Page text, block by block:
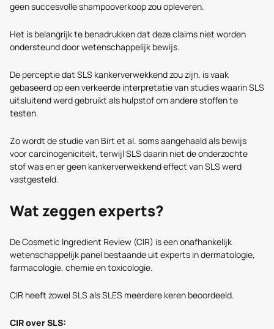
geen succesvolle shampooverkoop zou opleveren.
Het is belangrijk te benadrukken dat deze claims niet worden
ondersteund door wetenschappelijk bewijs.
De perceptie dat SLS kankerverwekkend zou zijn, is vaak
gebaseerd op een verkeerde interpretatie van studies waarin SLS
uitsluitend werd gebruikt als hulpstof om andere stoffen te
testen.
Zo wordt de studie van Birt et al. soms aangehaald als bewijs
voor carcinogeniciteit, terwijl SLS daarin niet de onderzochte
stof was en er geen kankerverwekkend effect van SLS werd
vastgesteld.
Wat zeggen experts?
De Cosmetic Ingredient Review (CIR) is een onafhankelijk
wetenschappelijk panel bestaande uit experts in dermatologie,
farmacologie, chemie en toxicologie.
CIR heeft zowel SLS als SLES meerdere keren beoordeeld.
CIR over SLS: